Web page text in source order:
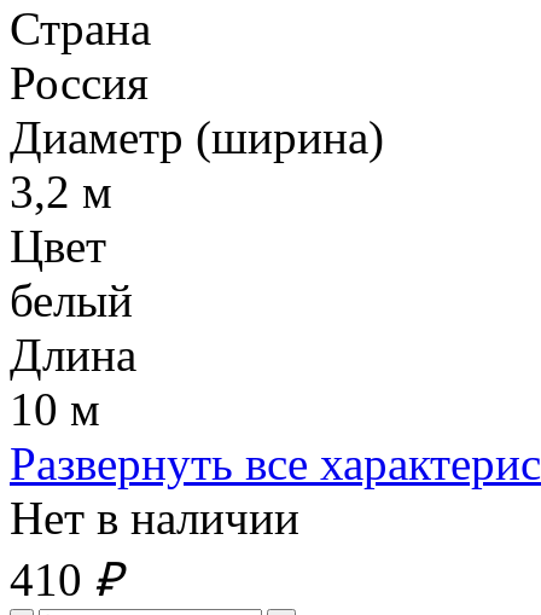
Страна
Россия
Диаметр (ширина)
3,2 м
Цвет
белый
Длина
10 м
Развернуть все
Нет в наличии
410 ₽